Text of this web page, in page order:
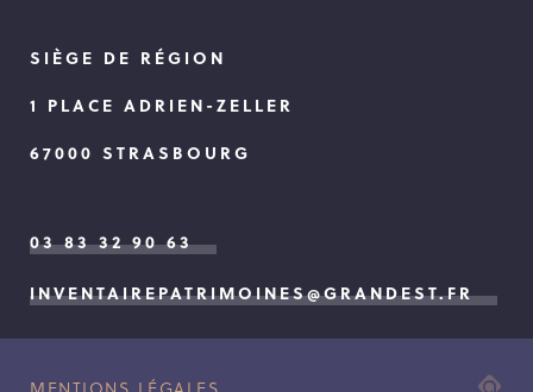
SIÈGE DE RÉGION
1 PLACE ADRIEN-ZELLER
67000 STRASBOURG
03 83 32 90 63
INVENTAIREPATRIMOINES@GRANDEST.FR